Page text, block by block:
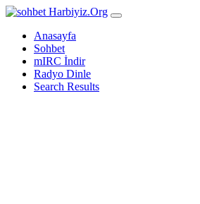
Harbiyiz.Org
Anasayfa
Sohbet
mIRC İndir
Radyo Dinle
Search Results